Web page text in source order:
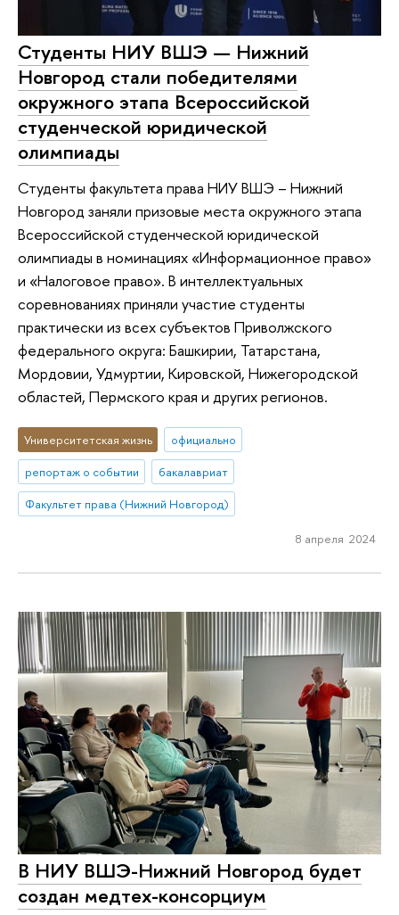
Студенты НИУ ВШЭ — Нижний
Новгород стали победителями
окружного этапа Всероссийской
студенческой юридической
олимпиады
Студенты факультета права НИУ ВШЭ – Нижний
Новгород заняли призовые места окружного этапа
Всероссийской студенческой юридической
олимпиады в номинациях «Информационное право»
и «Налоговое право». В интеллектуальных
соревнованиях приняли участие студенты
практически из всех субъектов Приволжского
федерального округа: Башкирии, Татарстана,
Мордовии, Удмуртии, Кировской, Нижегородской
областей, Пермского края и других регионов.
Университетская жизнь
официально
репортаж о событии
бакалавриат
Факультет права (Нижний Новгород)
8 апреля 2024
В НИУ ВШЭ-Нижний Новгород будет
создан медтех-консорциум